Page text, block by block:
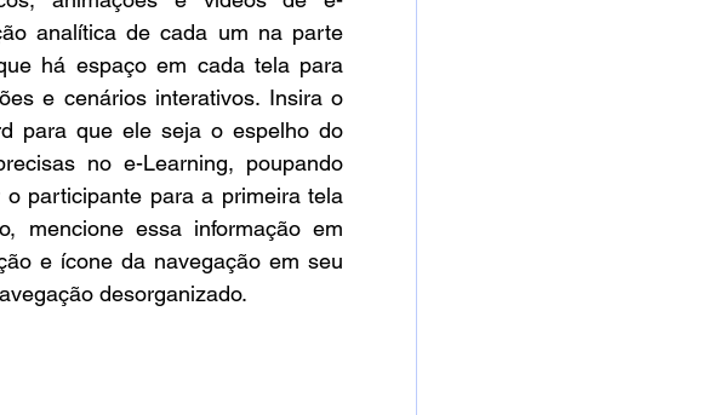
analítica de cada um na parte
há espaço em cada tela para
e cenários interativos. Insira o
para que ele seja o espelho do
no e-Learning, poupando
participante para a primeira tela
mencione essa informação em
e ícone da navegação em seu
desorganizado.